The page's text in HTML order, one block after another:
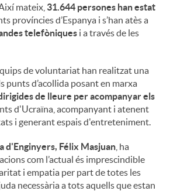
mateix, 31.644 persones han estat
províncies d’Espanya i s’han atès a
telefòniques i a través de les
de voluntariat han realitzat una
punts d’acollida posant en marxa
de lleure per acompanyar els
d'Ucraïna, acompanyant i atenent
i generant espais d'entreteniment.
d'Enginyers, Félix Masjuan , ha
com l’actual és imprescindible
i empatia per part de totes les
necessària a tots aquells que estan